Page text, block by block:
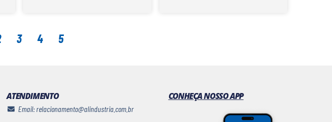
3 4 5
ATENDIMENTO
Email: relacionamento@alindustria.com.br
CONHEÇA NOSSO APP